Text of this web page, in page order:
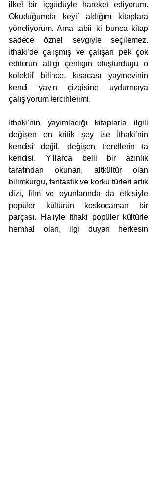
ilkel bir içgüdüyle hareket ediyorum.
Okuduğumda keyif aldığım kitaplara
yöneliyorum. Ama tabii ki bunca kitap
sadece öznel sevgiyle seçilemez.
İthaki’de çalışmış ve çalışan pek çok
editörün attığı çentiğin oluşturduğu o
kolektif bilince, kısacası yayınevinin
kendi yayın çizgisine uydurmaya
çalışıyorum tercihlerimi.
İthaki’nin yayımladığı kitaplarla ilgili
değişen en kritik şey ise İthaki’nin
kendisi değil, değişen trendlerin ta
kendisi. Yıllarca belli bir azınlık
tarafından okunan, altkültür olan
bilimkurgu, fantastik ve korku türleri artık
dizi, film ve oyunlarında da etkisiyle
popüler kültürün koskocaman bir
parçası. Haliyle İthaki popüler kültürle
hemhal olan, ilgi duyan herkesin